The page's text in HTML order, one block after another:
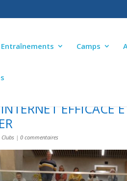
Entraînements Camps
EFFICACE
Clubs |0 commentaires